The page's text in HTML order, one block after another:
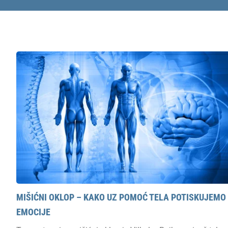
MIŠIĆNI OKLOP – KAKO UZ POMOĆ TELA POTISKUJEMO
EMOCIJE